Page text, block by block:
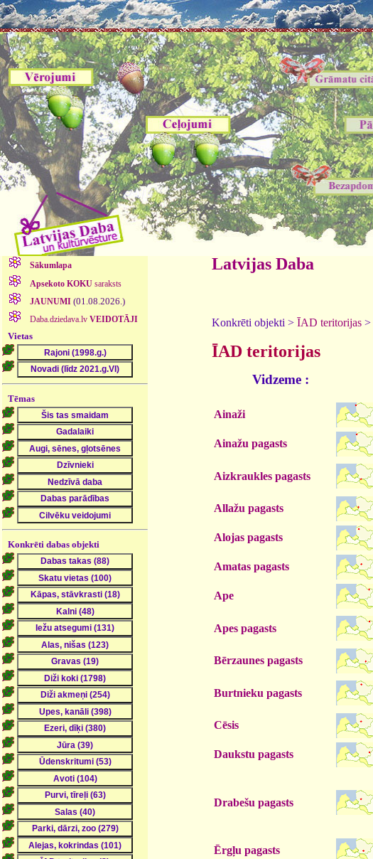
Sākumlapa
Apsekoto KOKUsaraksts
JAUNUMI (01.08.2026.)
Daba.dziedava.lv VEIDOTĀJI
Vietas
Tēmas
Konkrēti dabas objekti
Latvijas Daba
Konkrēti objekti > ĪAD teritorijas >
ĪAD teritorijas
Vidzeme :
Ainaži
Ainažu pagasts
Aizkraukles pagasts
Allažu pagasts
Alojas pagasts
Amatas pagasts
Ape
Apes pagasts
Bērzaunes pagasts
Burtnieku pagasts
Cēsis
Daukstu pagasts
Drabešu pagasts
Ērgļu pagasts